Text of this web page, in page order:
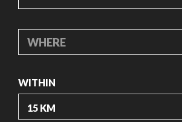
WHERE
WITHIN